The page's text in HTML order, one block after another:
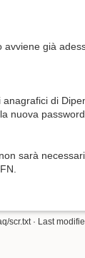
già
di
nuova
sarà
scr.txt · Last